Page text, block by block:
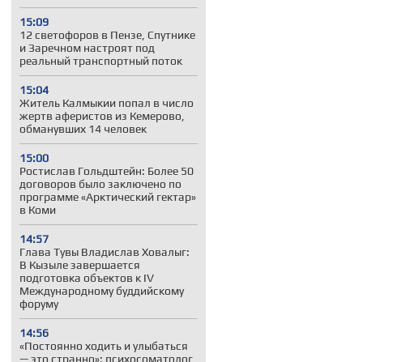
15:09
12 светофоров в Пензе, Спутнике
и Заречном настроят под
реальный транспортный поток
15:04
Житель Калмыкии попал в число
жертв аферистов из Кемерово,
обманувших 14 человек
15:00
Ростислав Гольдштейн: Более 50
договоров было заключено по
программе «Арктический гектар»
в Коми
14:57
Глава Тувы Владислав Ховалыг:
В Кызыле завершается
подготовка объектов к IV
Международному буддийскому
форуму
14:56
«Постоянно ходить и улыбаться
— это странно»: психосоматолог